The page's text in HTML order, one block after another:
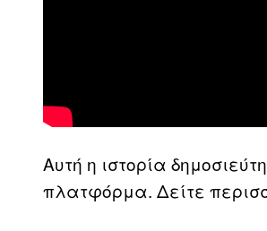
Αυτή η ιστορία
πλατφόρμα. Δείτε